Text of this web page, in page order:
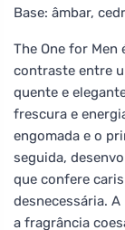
Base: âmbar,
The One for
contraste entre
quente e
frescura e
engomada e o
seguida,
que confere
desnecessária.
a fragrância